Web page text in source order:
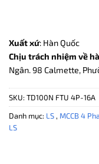
Xuất xứ: Hàn Quốc
Chịu trách nhiệm về
Ngân. 98 Calmette,
SKU: TD100N FTU 4P-16A
Danh mục: LS , MCCB 4
LS